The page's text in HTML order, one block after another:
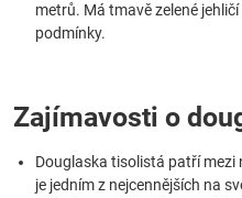
metrů. Má tmavě zelené
podmínky.
Zajímavosti o
Douglaska tisolistá patří mezi
je jedním z nejcennějších na